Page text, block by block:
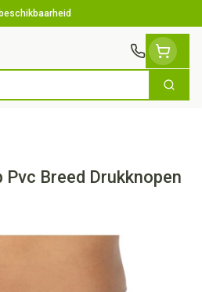
Zoek
Pvc Breed Drukknopen